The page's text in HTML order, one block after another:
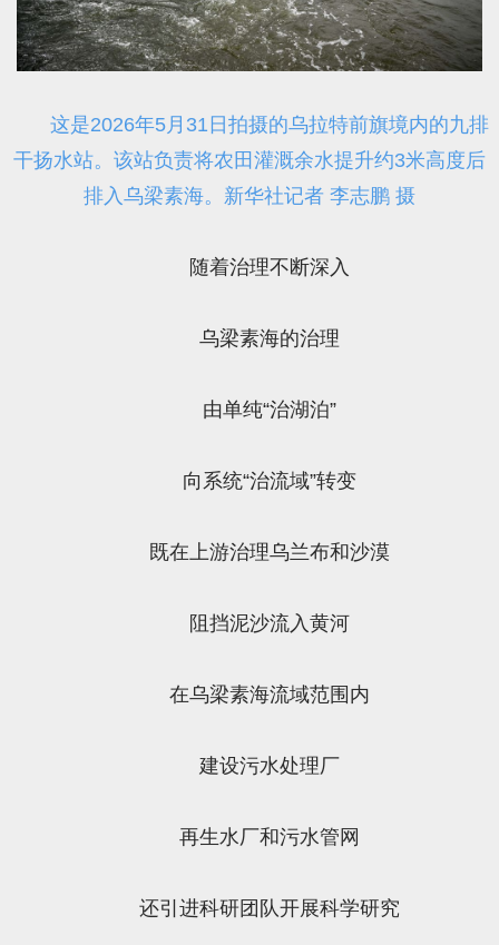
这是2026年5月31日拍摄的乌拉特前旗境内的九排
干扬水站。该站负责将农田灌溉余水提升约3米高度后
排入乌梁素海。新华社记者 李志鹏 摄
随着治理不断深入
乌梁素海的治理
由单纯“治湖泊”
向系统“治流域”转变
既在上游治理乌兰布和沙漠
阻挡泥沙流入黄河
在乌梁素海流域范围内
建设污水处理厂
再生水厂和污水管网
还引进科研团队开展科学研究